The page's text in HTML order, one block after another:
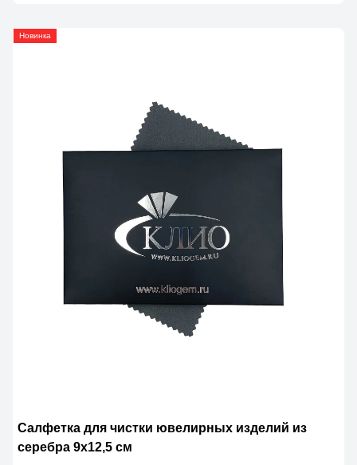
Новинка
Cалфетка для чистки ювелирных изделий из
серебра 9х12,5 см